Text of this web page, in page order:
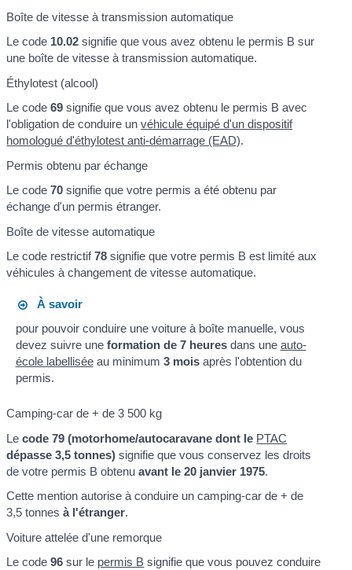
Boîte de vitesse à transmission automatique
Le code 10.02 signifie que vous avez obtenu le permis B sur
une boîte de vitesse à transmission automatique.
Éthylotest (alcool)
Le code69 signifie que vous avez obtenu le permis B avec
l'obligation de conduire unvéhicule équipé d'un dispositif
homologué d'éthylotest anti-démarrage (EAD).
Permis obtenu par échange
Le code70 signifie que votre permis a été obtenu par
échange d'un permis étranger.
Boîte de vitesse automatique
Le code restrictif78 signifie que votre permis B est limité aux
véhicules à changement de vitesse automatique.
À savoir
pour pouvoir conduire une voiture à boîte manuelle, vous
devez suivre une formation de 7 heuresdans une auto-
école labelliséeau minimum 3 moisaprès l'obtention du
permis.
Camping-car de + de 3 500 kg
Lecode 79 (motorhome/autocaravane dont le PTAC
dépasse 3,5 tonnes) signifie que vous conservez les droits
de votre permis B obtenuavant le 20 janvier 1975.
Cette mention autorise à conduire un camping-car de + de
3,5 tonnesà l'étranger.
Voiture attelée d'une remorque
Le code96 sur le permis B signifie que vous pouvez conduire